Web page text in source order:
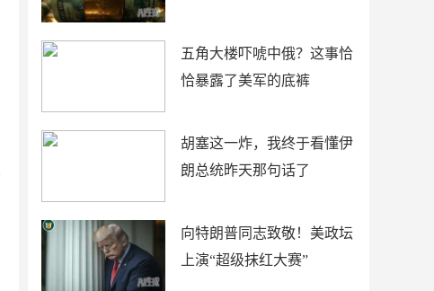
五角大楼吓唬中俄？这事恰
恰暴露了美军的底裤
胡塞这一炸，我终于看懂伊
朗总统昨天那句话了
向特朗普同志致敬！美政坛
上演“超级抹红大赛”